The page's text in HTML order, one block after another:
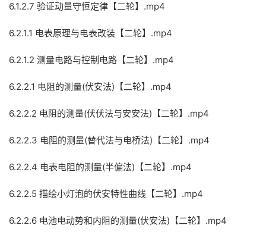
6.1.2.7 验证动量守恒定律【二轮】.mp4
6.2.1.1 电表原理与电表改装【二轮】.mp4
6.2.1.2 测量电路与控制电路【二轮】.mp4
6.2.2.1 电阻的测量(伏安法)【二轮】.mp4
6.2.2.2 电阻的测量(伏伏法与安安法)【二轮】.mp4
6.2.2.3 电阻的测量(替代法与电桥法)【二轮】.mp4
6.2.2.4 电表电阻的测量(半偏法)【二轮】.mp4
6.2.2.5 描绘小灯泡的伏安特性曲线【二轮】.mp4
6.2.2.6 电池电动势和内阻的测量(伏安法)【二轮】.mp4